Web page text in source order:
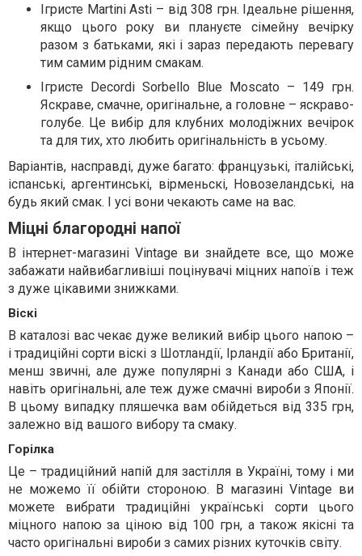
Ігристе Martini Asti – від 308 грн. Ідеальне рішення,
якщо цього року ви плануєте сімейну вечірку
разом з батьками, які і зараз передають перевагу
тим самим рідним смакам.
Ігристе Decordi Sorbello Blue Moscato – 149 грн.
Яскраве, смачне, оригінальне, а головне – яскраво-
голубе. Це вибір для клубних молодіжних вечірок
та для тих, хто любить оригінальність в усьому.
Варіантів, насправді, дуже багато: французькі, італійські,
іспанські, аргентинські, вірменьскі, Новозеландські, на
будь який смак. І усі вони чекають саме на вас.
Міцні благородні напої
В інтернет-магазині Vintage ви знайдете все, що може
забажати найвибагливіші поцінувачі міцних напоїв і теж
з дуже цікавими знижками.
Віскі
В каталозі вас чекає дуже великий вибір цього напою –
і традиційні сорти віскі з Шотландії, Ірландії або Британії,
менш звичні, але дуже популярні з Канади або США, і
навіть оригінальні, але теж дуже смачні вироби з Японії.
В цьому випадку пляшечка вам обійдеться від 335 грн,
залежно від вашого вибору та смаку.
Горілка
Це – традиційний напій для застілля в Україні, тому і ми
не можемо її обійти стороною. В магазині Vintage ви
можете вибрати традиційні українські сорти цього
міцного напою за ціною від 100 грн, а також якісні та
часто оригінальні вироби з самих різних куточків світу.